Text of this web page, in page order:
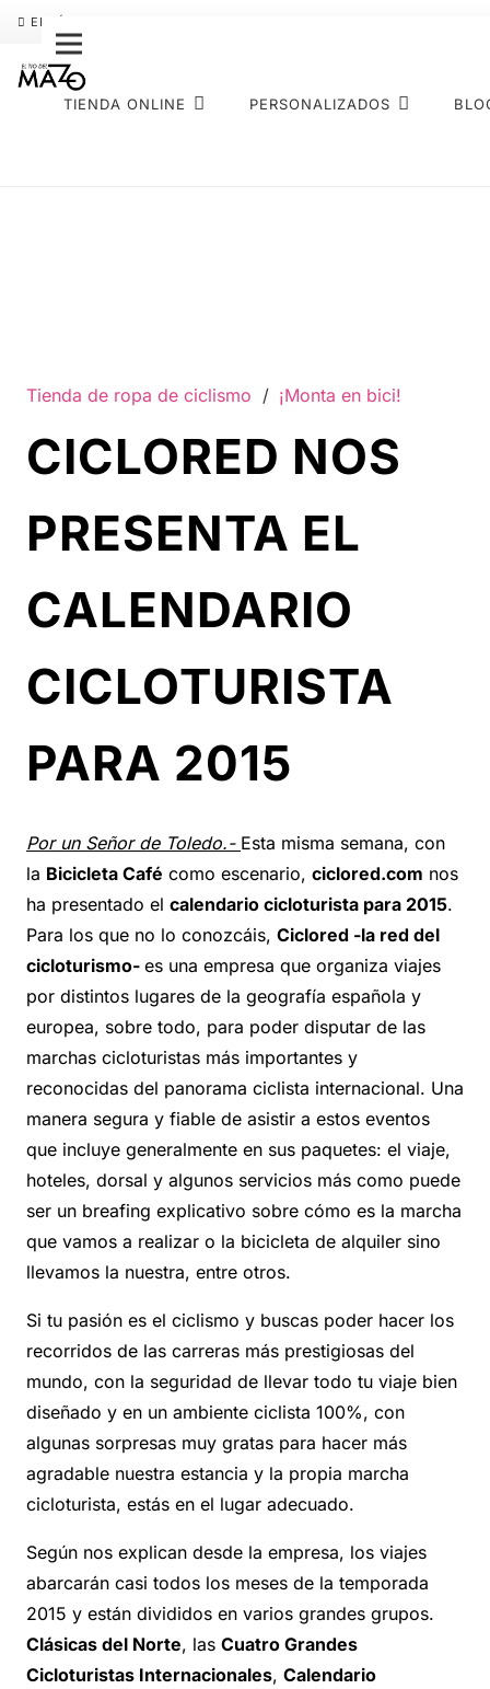
ENVÍO GRATIS
TIENDA ONLINE PERSONALIZADOS
Tienda de ropa de ciclismo / ¡Monta en bici!
CICLORED NOS
PRESENTA EL
CALENDARIO
CICLOTURISTA
PARA 2015
Por un Señor de Toledo.- Esta misma semana, con
la Bicicleta Café como escenario, ciclored.com nos
ha presentado el calendario cicloturista para 2015.
Para los que no lo conozcáis, Ciclored -la red del
cicloturismo- es una empresa que organiza viajes
por distintos lugares de la geografía española y
europea, sobre todo, para poder disputar de las
marchas cicloturistas más importantes y
reconocidas del panorama ciclista internacional. Una
manera segura y fiable de asistir a estos eventos
que incluye generalmente en sus paquetes: el viaje,
hoteles, dorsal y algunos servicios más como puede
ser un breafing explicativo sobre cómo es la marcha
que vamos a realizar o la bicicleta de alquiler sino
llevamos la nuestra, entre otros.
Si tu pasión es el ciclismo y buscas poder hacer los
recorridos de las carreras más prestigiosas del
mundo, con la seguridad de llevar todo tu viaje bien
diseñado y en un ambiente ciclista 100%, con
algunas sorpresas muy gratas para hacer más
agradable nuestra estancia y la propia marcha
cicloturista, estás en el lugar adecuado.
Según nos explican desde la empresa, los viajes
abarcarán casi todos los meses de la temporada
2015 y están divididos en varios grandes grupos.
Clásicas del Norte, las Cuatro Grandes
Cicloturistas Internacionales, Calendario